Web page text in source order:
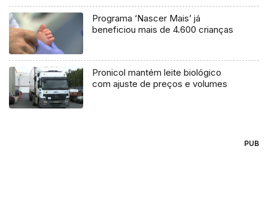
Programa ‘Nascer Mais’ já
beneficiou mais de 4.600 crianças
Pronicol mantém leite biológico
com ajuste de preços e volumes
PUB